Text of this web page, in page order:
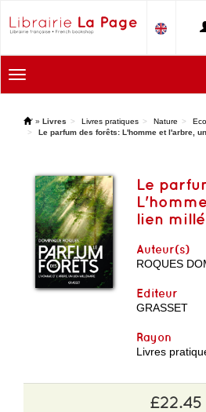
Toggle
navigation
' » Livres Livres pratiques Nature
Le parfum des forêts: L'homme et l'arbre,
Le
lien
Auteur(s)
ROQUES
Editeur
GRASSET
Rayon
Livres
£22.45